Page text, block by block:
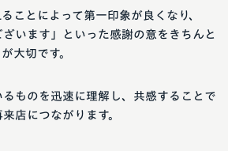
ことによって第一印象が良くなり、
ざいます」といった感謝の意をきちんと
大切です。
ものを迅速に理解し、共感することで
店につながります。